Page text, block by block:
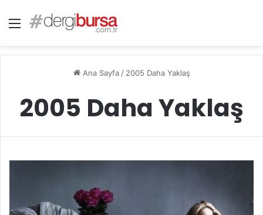
Menü
Ana Sayfa / 2005 Daha Yaklaş
2005 Daha Yaklaş